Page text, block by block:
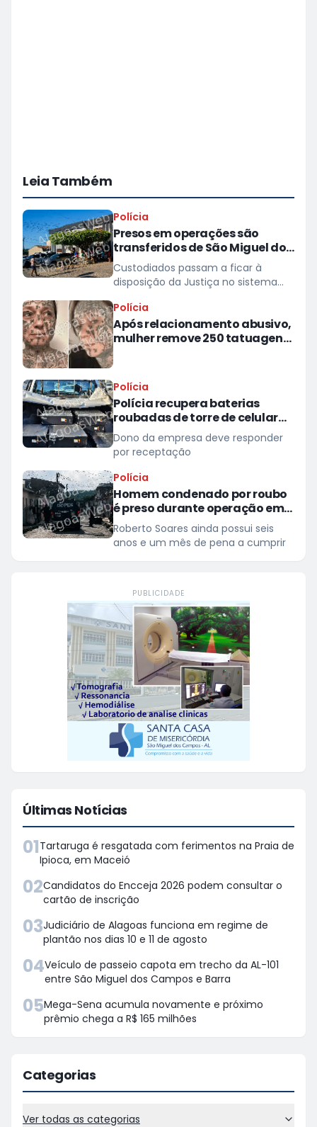
Leia Também
Polícia
Presos em operações são
transferidos de São Miguel dos
Campos para presídios
Custodiados passam a ficar à
disposição da Justiça no sistema
Polícia
Após relacionamento abusivo,
mulher remove 250 tatuagens
Polícia
Polícia recupera baterias
roubadas de torre de celular
em provedor de internet em
Teotônio Vilela
Dono da empresa deve responder
por receptação
Polícia
Homem condenado por roubo
é preso durante operação em
São Miguel dos Campos
Roberto Soares ainda possui seis
anos e um mês de pena a cumprir
PUBLICIDADE
Últimas Notícias
01Tartaruga é resgatada com ferimentos na Praia de
Ipioca, em Maceió
02Candidatos do Encceja 2026 podem consultar o
cartão de inscrição
03Judiciário de Alagoas funciona em regime de
plantão nos dias 10 e 11 de agosto
04Veículo de passeio capota em trecho da AL-101
entre São Miguel dos Campos e Barra
05Mega-Sena acumula novamente e próximo
prêmio chega a R$ 165 milhões
Categorias
Ver todas as categorias